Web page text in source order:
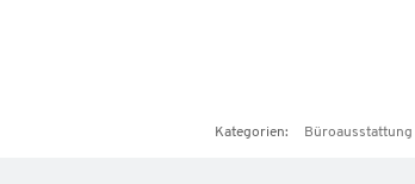
Kategorien: Büroausstattung